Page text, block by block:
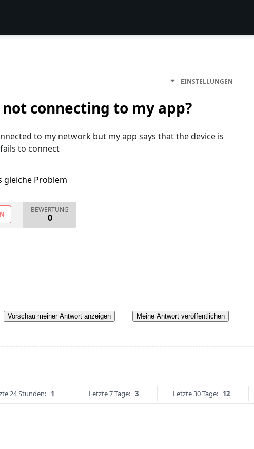
EINSTELLUNGEN
connecting to my app?
to my network but my app says that the device is
to connect
gleiche Problem
BEWERTUNG
0
Vorschau meiner Antwort anzeigen Meine Antwort veröffentlichen
24 Stunden: 1 Letzte 7 Tage: 3 Letzte 30 Tage: 12